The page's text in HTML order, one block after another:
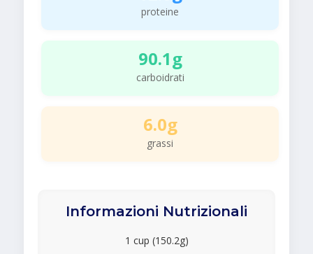
proteine
90.1g
carboidrati
6.0g
grassi
Informazioni Nutrizionali
1 cup (150.2g)